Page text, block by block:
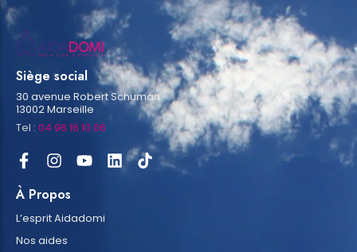
Siège social
30 avenue Robert Schuman
13002 Marseille
Tel : 04 96 16 10 06
À Propos
L’esprit Aidadomi
Nos aides